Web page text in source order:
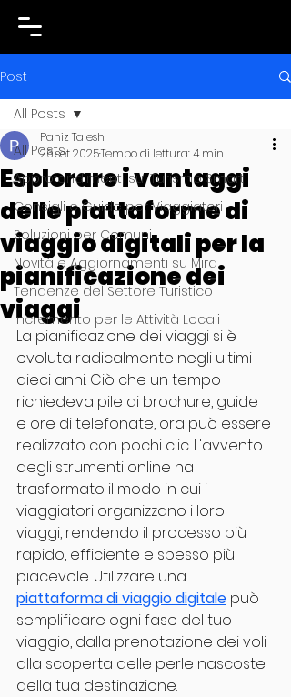
Post
All Posts
Approfondimenti sul Turismo Smart
Consigli e Guide per Viaggiatori
Soluzioni per Comuni
Novità e Aggiornamenti su Mira
Tendenze del Settore Turistico
Incremento per le Attività Locali
All Posts
Esplorare i vantaggi
delle piattaforme di
viaggio digitali per la
pianificazione dei
viaggi
Paniz Talesh
26 set 2025Tempo di lettura: 4 min
La pianificazione dei viaggi si è
evoluta radicalmente negli ultimi
dieci anni. Ciò che un tempo
richiedeva pile di brochure, guide
e ore di telefonate, ora può essere
realizzato con pochi clic. L'avvento
degli strumenti online ha
trasformato il modo in cui i
viaggiatori organizzano i loro
viaggi, rendendo il processo più
rapido, efficiente e spesso più
piacevole. Utilizzare una
piattaforma di viaggio digitale può
semplificare ogni fase del tuo
viaggio, dalla prenotazione dei voli
alla scoperta delle perle nascoste
della tua destinazione.